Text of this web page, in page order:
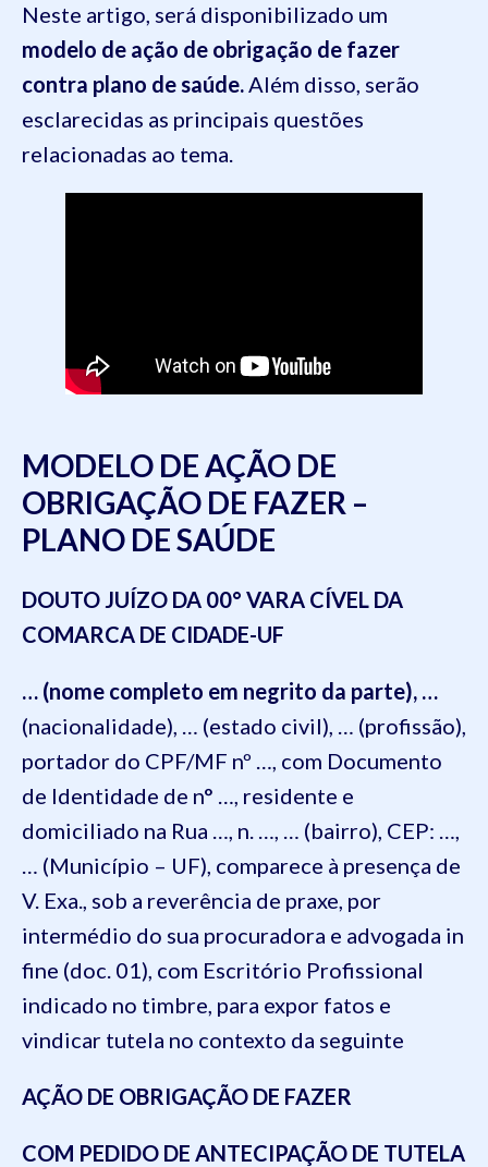
Neste artigo, será disponibilizado um
modelo de ação de obrigação de fazer
contra plano de saúde.Além disso, serão
esclarecidas as principais questões
relacionadas ao tema.
MODELO DE AÇÃO DE
OBRIGAÇÃO DE FAZER –
PLANO DE SAÚDE
DOUTO JUÍZO DA 00° VARA CÍVEL DA
COMARCA DE CIDADE-UF
… (nome completo em negrito da parte), …
(nacionalidade), … (estado civil), … (profissão),
portador do CPF/MF nº …, com Documento
de Identidade de n° …, residente e
domiciliado na Rua …, n. …, … (bairro), CEP: …,
… (Município – UF), comparece à presença de
V. Exa., sob a reverência de praxe, por
intermédio do sua procuradora e advogada in
fine (doc. 01), com Escritório Profissional
indicado no timbre, para expor fatos e
vindicar tutela no contexto da seguinte
AÇÃO DE OBRIGAÇÃO DE FAZER
COM PEDIDO DE ANTECIPAÇÃO DE TUTELA